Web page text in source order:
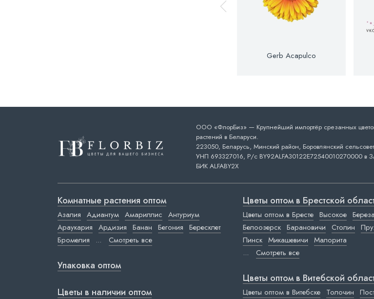
Gerb Acapulco
ООО «ФлорБиз» — Крупнейший импортёр срезанных
растений в Беларуси.
223050, Беларусь, Минский район, Боровлянский
УНП 693327016, Р/с BY92ALFA30122E72540010270000
БИК ALFABY2X
Комнатные растения оптом
Азалия Адиантум Амариллис Антуриум
Араукария Ардизия Банан Бегония Бересклет
Бромелия
... Смотреть все
Упаковка оптом
Цветы в наличии оптом
Цветы оптом в Брестской
Цветы оптом в Бресте Высокое Береза
Белоозерск Барановичи Столин
Пинск Микашевичи Малорита
... Смотреть все
Цветы оптом в Витебской
Цветы оптом в Витебске Толочин